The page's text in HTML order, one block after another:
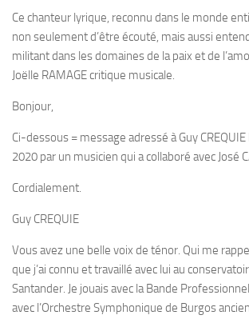
Ce chanteur lyrique, reconnu dans le monde
non seulement d’être écouté, mais aussi
militant dans les domaines de la paix et de
Joëlle RAMAGE critique musicale.
Bonjour,
Ci-dessous = message adressé à Guy
2020 par un musicien qui a collaboré avec José
Cordialement.
Guy CREQUIE
Vous avez une belle voix de ténor. Qui me
que j’ai connu et travaillé avec lui au
Santander. Je jouais avec la Bande
avec l’Orchestre Symphonique de Burgos